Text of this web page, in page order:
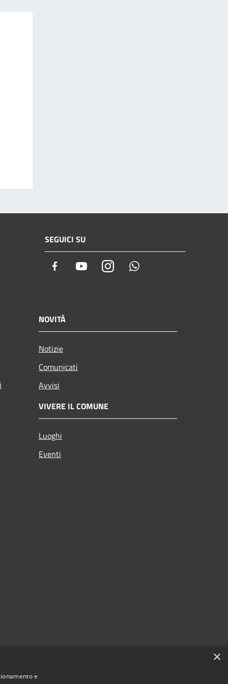
SEGUICI SU
Facebook YoutubeInstagram
NOVITÀ
Notizie
Comunicati
Avvisi
VIVERE IL COMUNE
Luoghi
Eventi
×
e